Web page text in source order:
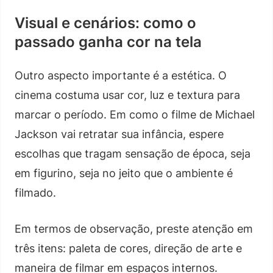
Visual e cenários: como o
passado ganha cor na tela
Outro aspecto importante é a estética. O
cinema costuma usar cor, luz e textura para
marcar o período. Em como o filme de Michael
Jackson vai retratar sua infância, espere
escolhas que tragam sensação de época, seja
em figurino, seja no jeito que o ambiente é
filmado.
Em termos de observação, preste atenção em
três itens: paleta de cores, direção de arte e
maneira de filmar em espaços internos.